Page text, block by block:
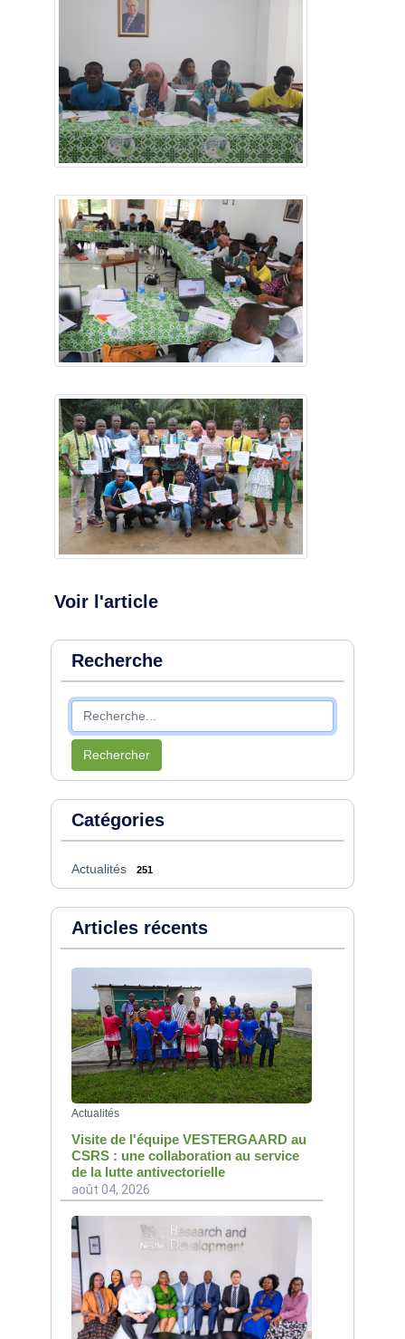
Voir l'article
Recherche
Rechercher
Catégories
Actualités 251
Articles récents
Actualités
Visite de l'équipe VESTERGAARD au
CSRS : une collaboration au service
de la lutte antivectorielle
août 04, 2026